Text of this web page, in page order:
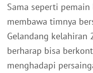
Sama seperti
membawa timnya
Gelandang kelahiran
berharap bisa
menghadapi